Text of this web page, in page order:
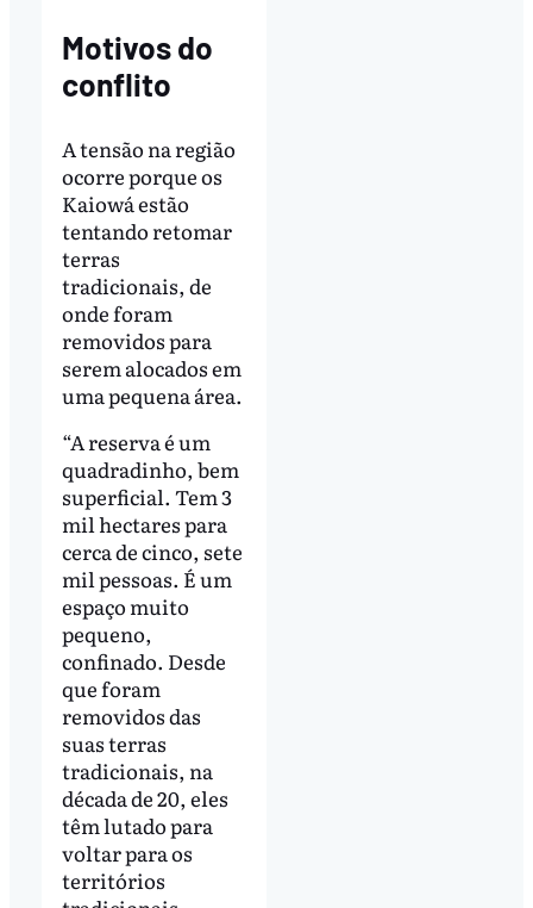
Motivos do
conflito
A tensão na região
ocorre porque os
Kaiowá estão
tentando retomar
terras
tradicionais, de
onde foram
removidos para
serem alocados em
uma pequena área.
“A reserva é um
quadradinho, bem
superficial. Tem 3
mil hectares para
cerca de cinco, sete
mil pessoas. É um
espaço muito
pequeno,
confinado. Desde
que foram
removidos das
suas terras
tradicionais, na
década de 20, eles
têm lutado para
voltar para os
territórios